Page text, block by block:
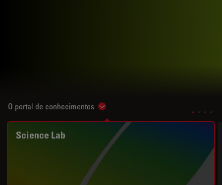
O portal de conhecimentos Show subnavigation
Science Lab